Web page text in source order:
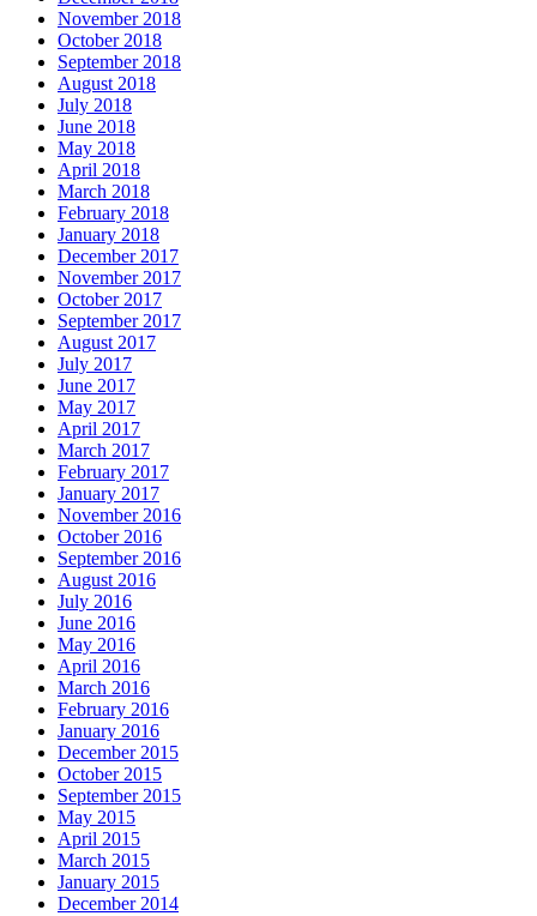
November 2018
October 2018
September 2018
August 2018
July 2018
June 2018
May 2018
April 2018
March 2018
February 2018
January 2018
December 2017
November 2017
October 2017
September 2017
August 2017
July 2017
June 2017
May 2017
April 2017
March 2017
February 2017
January 2017
November 2016
October 2016
September 2016
August 2016
July 2016
June 2016
May 2016
April 2016
March 2016
February 2016
January 2016
December 2015
October 2015
September 2015
May 2015
April 2015
March 2015
January 2015
December 2014